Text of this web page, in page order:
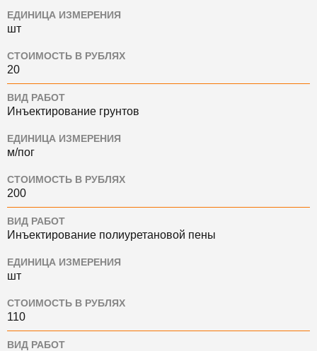
ЕДИНИЦА ИЗМЕРЕНИЯ
шт
СТОИМОСТЬ В РУБЛЯХ
20
ВИД РАБОТ
Инъектирование грунтов
ЕДИНИЦА ИЗМЕРЕНИЯ
м/пог
СТОИМОСТЬ В РУБЛЯХ
200
ВИД РАБОТ
Инъектирование полиуретановой пены
ЕДИНИЦА ИЗМЕРЕНИЯ
шт
СТОИМОСТЬ В РУБЛЯХ
110
ВИД РАБОТ